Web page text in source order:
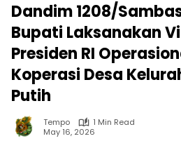
Dandim 1208/
Bupati Laksanakan
Presiden RI
Koperasi Desa
Putih
Tempo
1 Min Read
May 16, 2026